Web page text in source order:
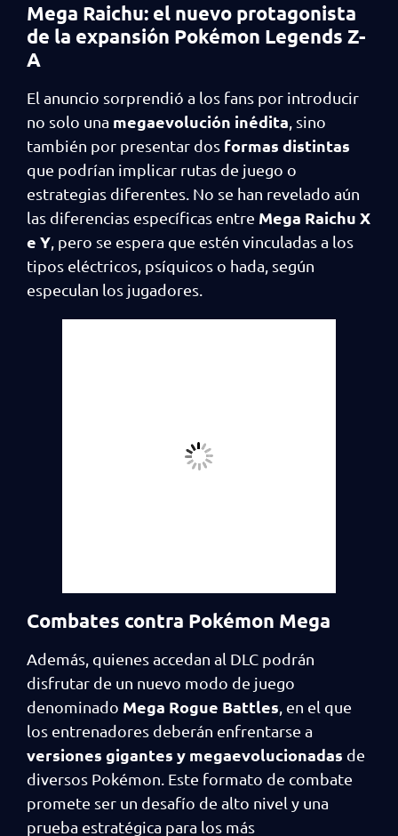
Mega Raichu: el nuevo protagonista
de la expansión Pokémon Legends Z-
A
El anuncio sorprendió a los fans por introducir
no solo una megaevolución inédita , sino
también por presentar dos formas distintas
que podrían implicar rutas de juego o
estrategias diferentes. No se han revelado aún
las diferencias específicas entre Mega Raichu X
e Y , pero se espera que estén vinculadas a los
tipos eléctricos, psíquicos o hada, según
especulan los jugadores.
Combates contra Pokémon Mega
Además, quienes accedan al DLC podrán
disfrutar de un nuevo modo de juego
denominado Mega Rogue Battles , en el que
los entrenadores deberán enfrentarse a
versiones gigantes y megaevolucionadas de
diversos Pokémon. Este formato de combate
promete ser un desafío de alto nivel y una
prueba estratégica para los más